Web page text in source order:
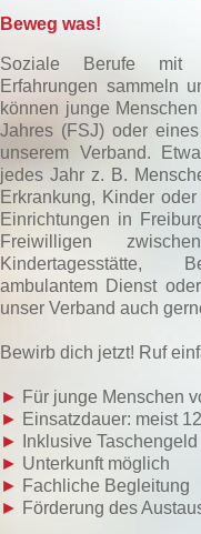
Beweg was!
Soziale Berufe mit
Erfahrungen sammeln
können junge
Jahres (FSJ) oder
unserem Verband.
jedes Jahr z. B.
Erkrankung, Kinder
Einrichtungen in
Freiwilligen
Kindertagesstätte,
ambulantem Dienst
unser Verband auch
Bewirb dich jetzt! Ruf
► Für junge Menschen
► Einsatzdauer: meist
►
Inklusive Taschengeld
► Unterkunft möglich
► Fachliche Begleitung
► Förderung des